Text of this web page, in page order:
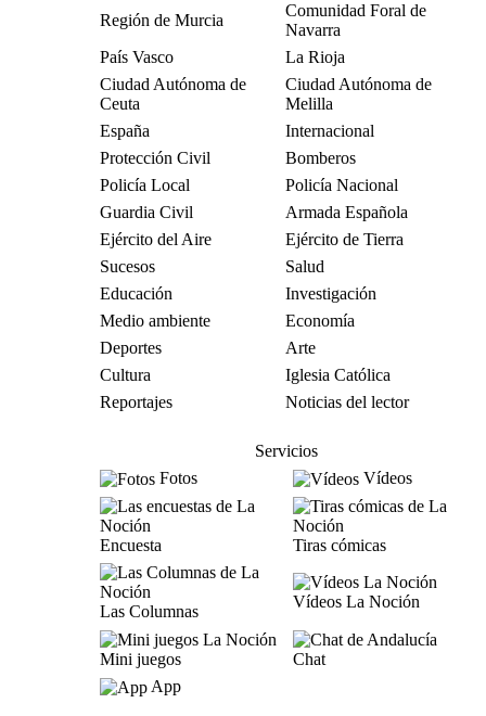
Región de Murcia
Comunidad Foral de
Navarra
País Vasco
La Rioja
Ciudad Autónoma de
Ceuta
Ciudad Autónoma de
Melilla
España
Internacional
Protección Civil
Bomberos
Policía Local
Policía Nacional
Guardia Civil
Armada Española
Ejército del Aire
Ejército de Tierra
Sucesos
Salud
Educación
Investigación
Medio ambiente
Economía
Deportes
Arte
Cultura
Iglesia Católica
Reportajes
Noticias del lector
Servicios
Fotos
Vídeos
Encuesta Tiras cómicas
Las Columnas
Vídeos La Noción
Mini juegos
Chat
App